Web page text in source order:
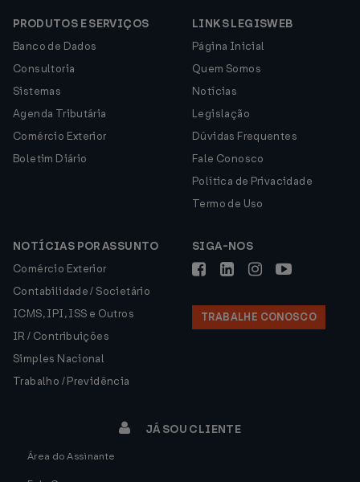
PRODUTOS E SERVIÇOS
Banco de Dados
Consultoria
Sistemas
Agenda Tributária
Comércio Exterior
Boletim Diário
LINKS LEGISWEB
Página Inicial
Quem Somos
Notícias
Legislação
Dúvidas Frequentes
Fale Conosco
Política de Privacidade
Termo de Uso
NOTÍCIAS POR ASSUNTO
Comércio Exterior
Contabilidade / Societário
ICMS, IPI, ISS e Outros
IR / Contribuições
Simples Nacional
Trabalho / Previdência
SIGA-NOS
TRABALHE CONOSCO
JÁ SOU CLIENTE
Área do Assinante